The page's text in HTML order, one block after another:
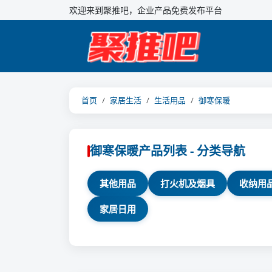
欢迎来到聚推吧，企业产品免费发布平台
首页 家居生活 生活用品 御寒保暖
御寒保暖产品列表 - 分类导航
其他用品 打火机及烟具 收纳用
家居日用